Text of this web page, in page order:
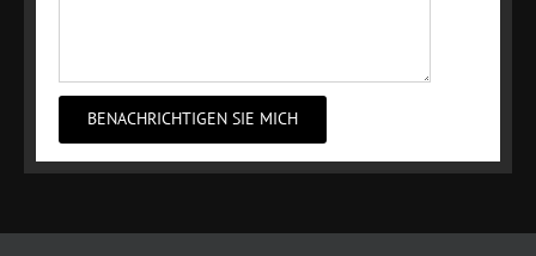
BENACHRICHTIGEN SIE MICH